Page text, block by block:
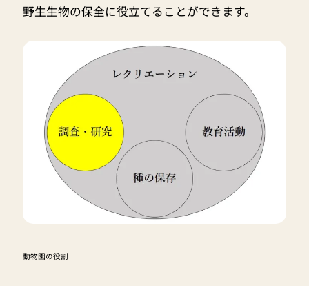
野生生物の保全に役立てることができます。
動物園の役割